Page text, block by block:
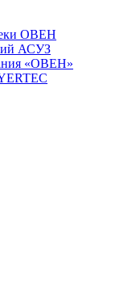
ОВЕН
АСУЗ
«ОВЕН»